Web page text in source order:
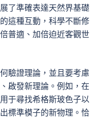
了準確表達天然界基礎
這種互動，科學不斷修
普適、加倍迫近客觀世
驗證理論，並且要考慮
啟發新理論。例如，在
于尋找希格斯玻色子以
標準模子的新物理。恰